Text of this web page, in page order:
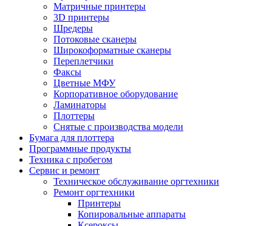
Матричные принтеры
3D принтеры
Шредеры
Потоковые сканеры
Широкоформатные сканеры
Переплетчики
Факсы
Цветные МФУ
Корпоративное оборудование
Ламинаторы
Плоттеры
Снятые с производства модели
Бумага для плоттера
Программные продукты
Техника с пробегом
Сервис и ремонт
Техническое обслуживание оргтехники
Ремонт оргтехники
Принтеры
Копировальные аппараты